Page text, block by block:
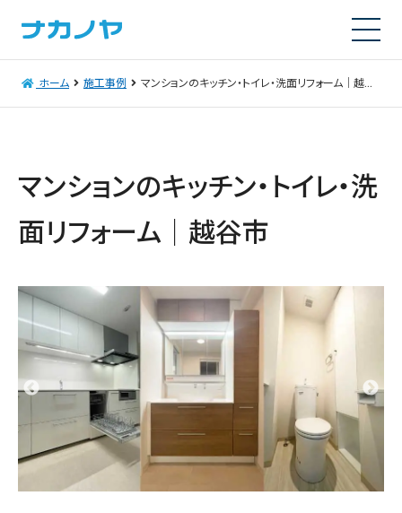
ホーム 施工事例 マンションのキッチン・トイレ・洗面リフォーム｜越谷市
マンションのキッチン・トイレ・洗
面リフォーム｜越谷市